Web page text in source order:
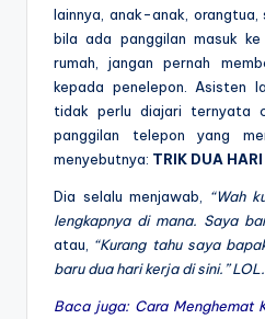
lainnya, anak-anak,
bila ada panggilan masuk
rumah, jangan pernah
kepada penelepon. Asisten
tidak perlu diajari ternyata
panggilan telepon yang
menyebutnya: TRIK DUA HARI
Dia selalu menjawab, “Wah
lengkapnya di mana. Saya
atau, “Kurang tahu saya
baru dua hari kerja di sini.” LOL.
Baca juga: Cara Menghemat